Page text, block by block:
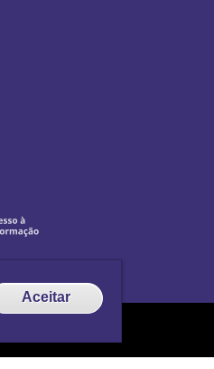
Aceitar